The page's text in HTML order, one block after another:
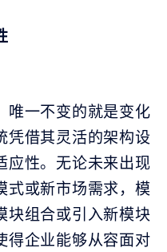
唯一不变的就是变化
凭借其灵活的架构设
应性。无论未来出现
式或新市场需求，模
块组合或引入新模块
得企业能够从容面对